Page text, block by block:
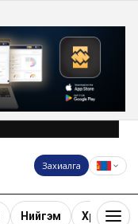
Захиалга
Нийгэм Хөрөнгө